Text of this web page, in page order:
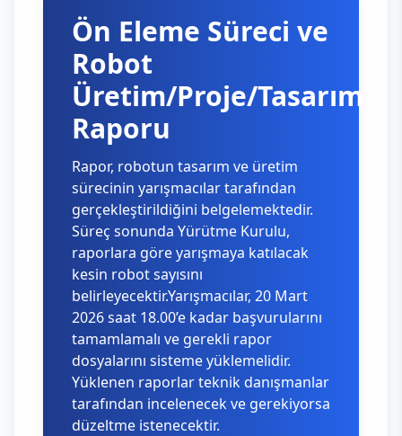
Ön Eleme Süreci ve
Robot
Üretim/Proje/Tasarım
Raporu
Rapor, robotun tasarım ve üretim
sürecinin yarışmacılar tarafından
gerçekleştirildiğini belgelemektedir.
Süreç sonunda Yürütme Kurulu,
raporlara göre yarışmaya katılacak
kesin robot sayısını
belirleyecektir.Yarışmacılar, 20 Mart
2026 saat 18.00’e kadar başvurularını
tamamlamalı ve gerekli rapor
dosyalarını sisteme yüklemelidir.
Yüklenen raporlar teknik danışmanlar
tarafından incelenecek ve gerekiyorsa
düzeltme istenecektir.